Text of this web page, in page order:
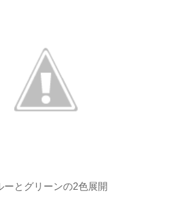
ーとグリーンの2色展開